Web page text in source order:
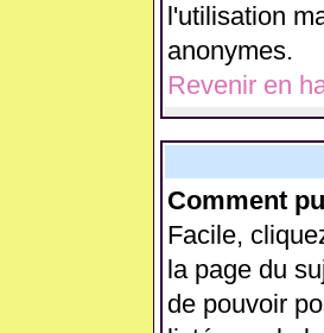
l'utilisation
anonymes.
Revenir en
Comment
Facile,
la page du
de pouvoir